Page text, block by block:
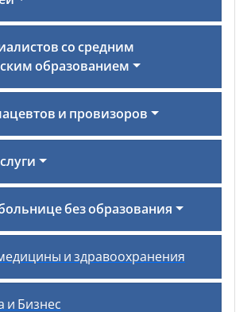
со средним
образованием
и провизоров
без образования
и здравоохранения
и Бизнес